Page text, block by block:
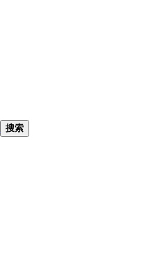
搜索